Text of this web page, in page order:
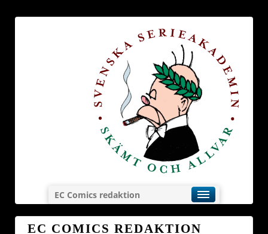
EC Comics redaktion
EC COMICS REDAKTION